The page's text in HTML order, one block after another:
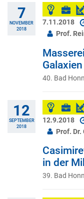
7
NOVEMBER
2018
7.11.2018
Prof.
Galaxien
40. Bad
12
SEPTEMBER
2018
12.9.2018
Prof.
in der
39. Bad